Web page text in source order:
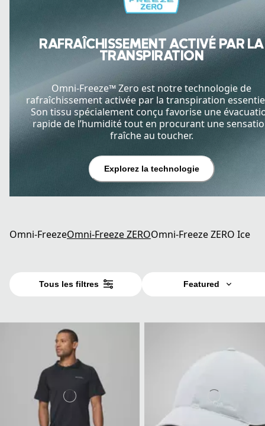
RAFRAÎCHISSEMENT ACTIVÉ PAR LA
TRANSPIRATION
Omni-Freeze™ Zero est notre technologie de
rafraîchissement activée par la transpiration
Son tissu spécialement conçu favorise une
rapide de l’humidité tout en procurant une
fraîche au toucher.
Explorez la technologie
Omni-FreezeOmni-Freeze ZEROOmni-Freeze ZERO Ice
Tous les filtres Featured